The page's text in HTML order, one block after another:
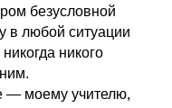
безусловной
в любой ситуации
никого
— моему учителю,